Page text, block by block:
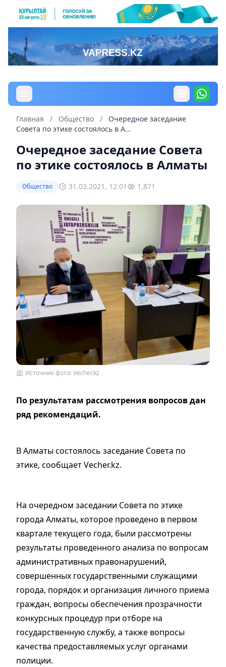
Главная / Общество /
Очередное заседание
Совета по этике состоялось в А...
Очередное заседание Совета
по этике состоялось в Алматы
Общество 31.03.2021, 12:01 1,871
Источник фото: Vecher.kz
По результатам рассмотрения вопросов дан
ряд рекомендаций.
В Алматы состоялось заседание Совета по
этике, сообщает Vecher.kz.
На очередном заседании Совета по этике
города Алматы, которое проведено в первом
квартале текущего года, были рассмотрены
результаты проведенного анализа по вопросам
административных правонарушений,
совершенных государственными служащими
города, порядок и организация личного приема
граждан, вопросы обеспечения прозрачности
конкурсных процедур при отборе на
государственную службу, а также вопросы
качества предоставляемых услуг органами
полиции.